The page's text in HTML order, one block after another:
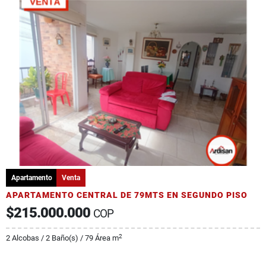
Apartamento Venta
APARTAMENTO CENTRAL DE 79MTS EN SEGUNDO PISO
$215.000.000 COP
2 Alcobas / 2 Baño(s) / 79 Área m2